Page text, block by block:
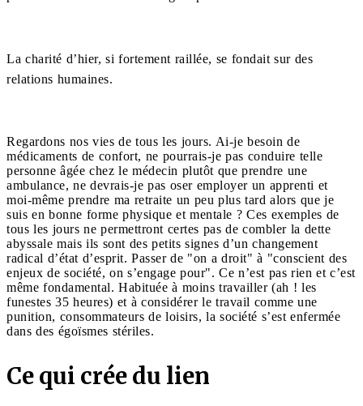
La charité d’hier, si fortement raillée, se fondait sur des
relations humaines.
Regardons nos vies de tous les jours. Ai-je besoin de
médicaments de confort, ne pourrais-je pas conduire telle
personne âgée chez le médecin plutôt que prendre une
ambulance, ne devrais-je pas oser employer un apprenti et
moi-même prendre ma retraite un peu plus tard alors que je
suis en bonne forme physique et mentale ? Ces exemples de
tous les jours ne permettront certes pas de combler la dette
abyssale mais ils sont des petits signes d’un changement
radical d’état d’esprit. Passer de "on a droit" à "conscient des
enjeux de société, on s’engage pour". Ce n’est pas rien et c’est
même fondamental. Habituée à moins travailler (ah ! les
funestes 35 heures) et à considérer le travail comme une
punition, consommateurs de loisirs, la société s’est enfermée
dans des égoïsmes stériles.
Ce qui crée du lien